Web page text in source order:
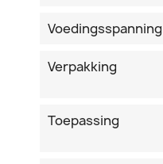
Voedingsspanning
Verpakking
Toepassing